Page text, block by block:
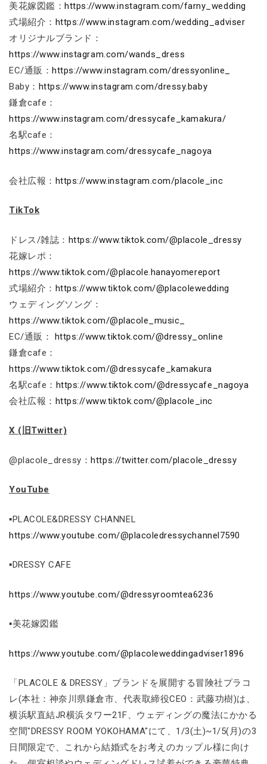
美花嫁図鑑：https://www.instagram.com/farny_wedding
式場紹介： https://www.instagram.com/wedding_adviser
オリジナルブランド：
https://www.instagram.com/wands_dress
EC/通販：https://www.instagram.com/dressyonline_
Baby： https://www.instagram.com/dressy.baby
鎌倉cafe：
https://www.instagram.com/dressycafe_kamakura/
名駅cafe：
https://www.instagram.com/dressycafe_nagoya
会社広報： https://www.instagram.com/placole_inc
TikTok
ドレス/雑誌： https://www.tiktok.com/@placole_dressy
花嫁レポ：
https://www.tiktok.com/@placole.hanayomereport
式場紹介： https://www.tiktok.com/@placolewedding
ウェディングソング：
https://www.tiktok.com/@placole_music_
EC/通販： https://www.tiktok.com/@dressy_online
鎌倉cafe：
https://www.tiktok.com/@dressycafe_kamakura
名駅cafe： https://www.tiktok.com/@dressycafe_nagoya
会社広報： https://www.tiktok.com/@placole_inc
X (旧Twitter)
@placole_dressy：https://twitter.com/placole_dressy
YouTube
▪PLACOLE&DRESSY CHANNEL
https://www.youtube.com/@placoledressychannel7590
▪DRESSY CAFE
https://www.youtube.com/@dressyroomtea6236
▪美花嫁図鑑
https://www.youtube.com/@placoleweddingadviser1896
「PLACOLE & DRESSY」ブランドを展開する冒険社プラコ
レ(本社：神奈川県鎌倉市、代表取締役CEO：武藤功樹)は、
横浜駅直結JR横浜タワー21F、ウェディングの魔法にかかる
空間"DRESSY ROOM YOKOHAMA"にて、1/3(土)~1/5(月)の3
日間限定で、これから結婚式をお考えのカップル様に向け